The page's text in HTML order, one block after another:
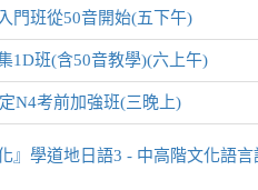
1153E001 日語基礎1A班(含50音
1153E002 日語基礎1B班(含50音
1153E003 日語基礎1C班(含50音
門班從50音開始(五下午)
1D班(含50音教學)(六上午)
N4考前加強班(三晚上)
』學道地日語3 - 中高階文化語